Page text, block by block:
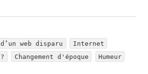
web disparu
Internet
Changement d'époque Humeur